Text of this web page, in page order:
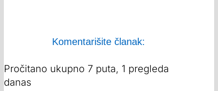
Komentarišite članak:
Pročitano ukupno 7 puta, 1 pregleda
danas